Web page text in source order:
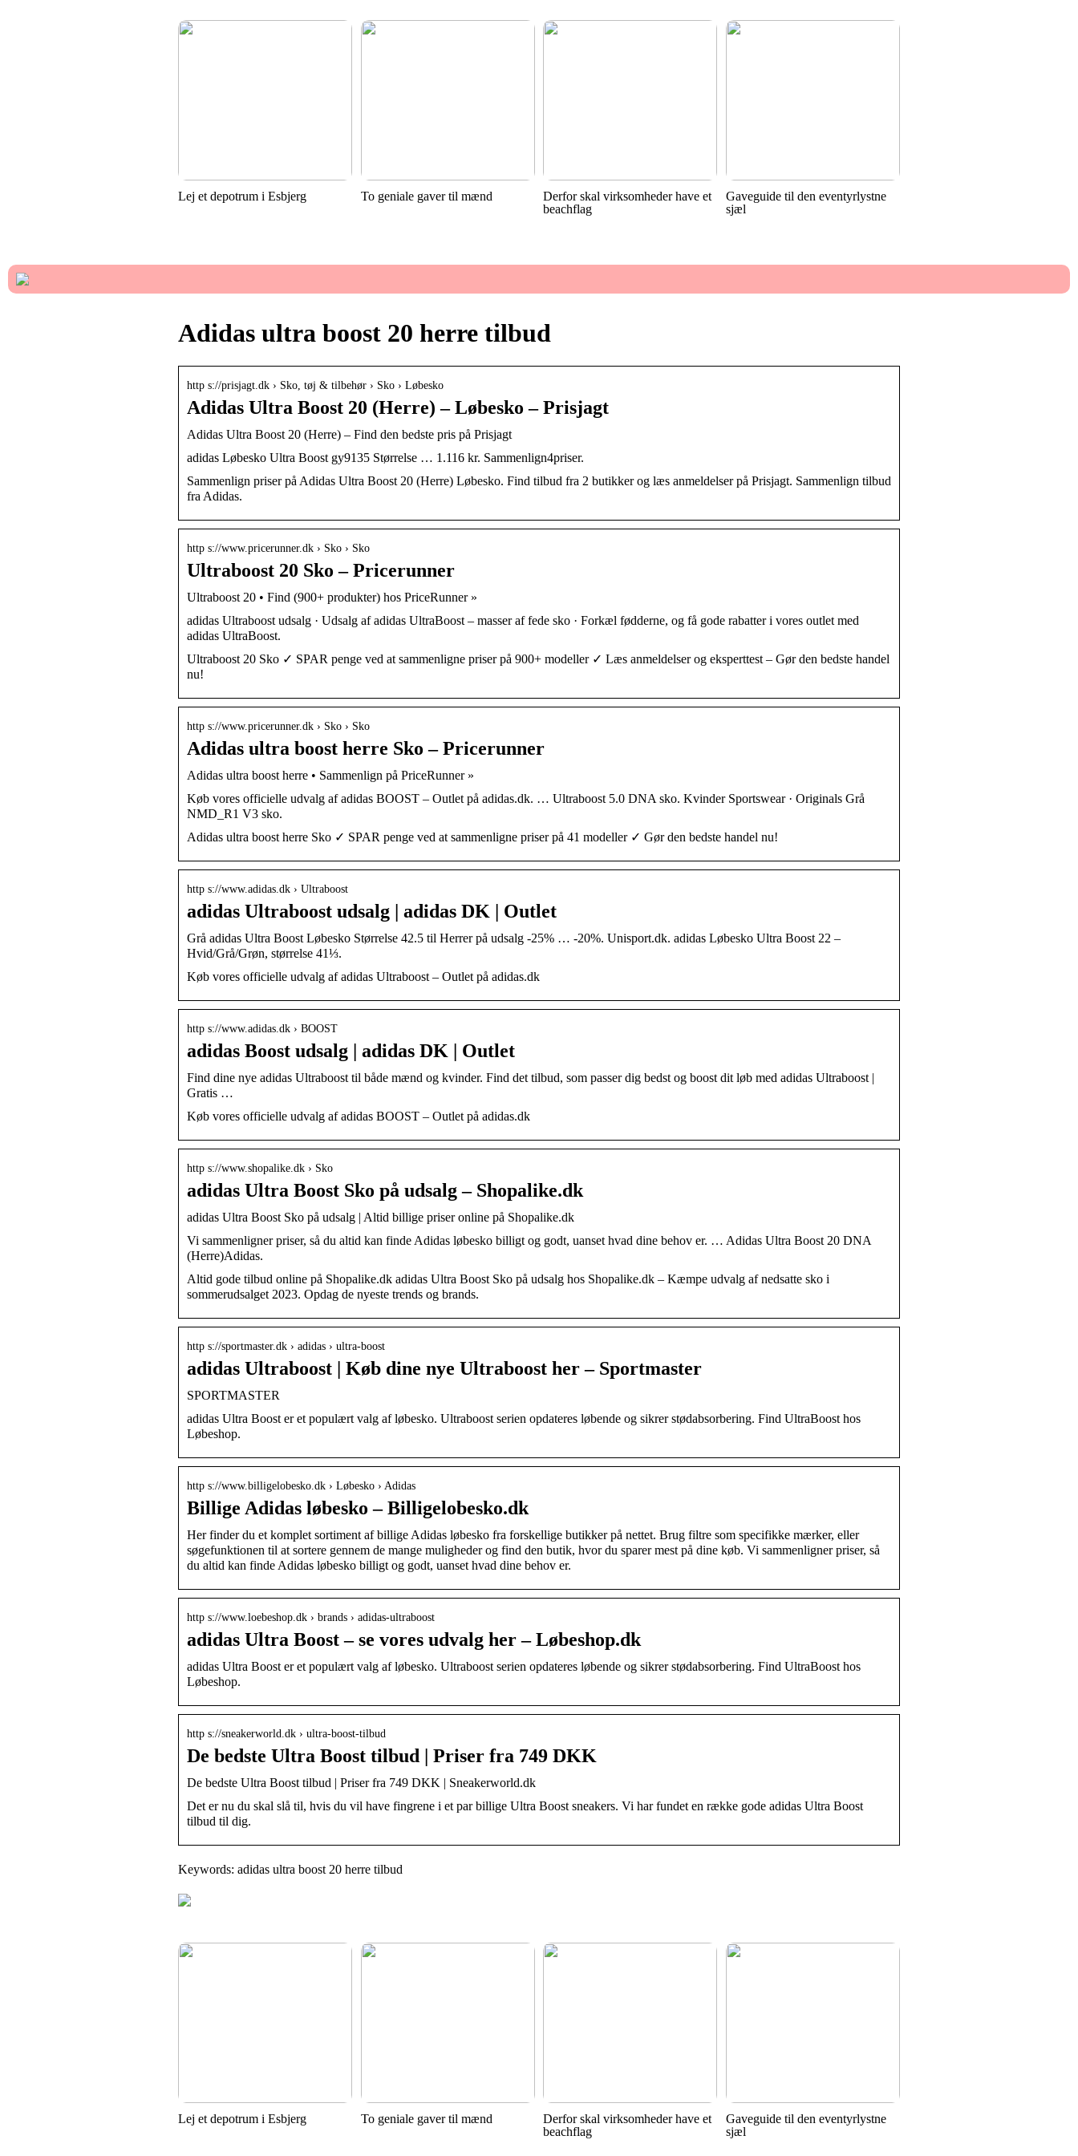
Lej et depotrum i Esbjerg To geniale gaver til mænd
Derfor skal virksomheder have et
beachflag
Gaveguide til den eventyrlystne
sjæl
Adidas ultra boost 20 herre tilbud
http s://prisjagt.dk › Sko, tøj & tilbehør › Sko › Løbesko
Adidas Ultra Boost 20 (Herre) – Løbesko – Prisjagt
Adidas Ultra Boost 20 (Herre) – Find den bedste pris på Prisjagt
adidas Løbesko Ultra Boost gy9135 Størrelse … 1.116 kr. Sammenlign4priser.
Sammenlign priser på Adidas Ultra Boost 20 (Herre) Løbesko. Find tilbud fra 2 butikker og læs anmeldelser på Prisjagt. Sammenlign tilbud
fra Adidas.
http s://www.pricerunner.dk › Sko › Sko
Ultraboost 20 Sko – Pricerunner
Ultraboost 20 • Find (900+ produkter) hos PriceRunner »
adidas Ultraboost udsalg · Udsalg af adidas UltraBoost – masser af fede sko · Forkæl fødderne, og få gode rabatter i vores outlet med
adidas UltraBoost.
Ultraboost 20 Sko ✓ SPAR penge ved at sammenligne priser på 900+ modeller ✓ Læs anmeldelser og eksperttest – Gør den bedste handel
nu!
http s://www.pricerunner.dk › Sko › Sko
Adidas ultra boost herre Sko – Pricerunner
Adidas ultra boost herre • Sammenlign på PriceRunner »
Køb vores officielle udvalg af adidas BOOST – Outlet på adidas.dk. … Ultraboost 5.0 DNA sko. Kvinder Sportswear · Originals Grå
NMD_R1 V3 sko.
Adidas ultra boost herre Sko ✓ SPAR penge ved at sammenligne priser på 41 modeller ✓ Gør den bedste handel nu!
http s://www.adidas.dk › Ultraboost
adidas Ultraboost udsalg | adidas DK | Outlet
Grå adidas Ultra Boost Løbesko Størrelse 42.5 til Herrer på udsalg -25% … -20%. Unisport.dk. adidas Løbesko Ultra Boost 22 –
Hvid/Grå/Grøn, størrelse 41⅓.
Køb vores officielle udvalg af adidas Ultraboost – Outlet på adidas.dk
http s://www.adidas.dk › BOOST
adidas Boost udsalg | adidas DK | Outlet
Find dine nye adidas Ultraboost til både mænd og kvinder. Find det tilbud, som passer dig bedst og boost dit løb med adidas Ultraboost |
Gratis …
Køb vores officielle udvalg af adidas BOOST – Outlet på adidas.dk
http s://www.shopalike.dk › Sko
adidas Ultra Boost Sko på udsalg – Shopalike.dk
adidas Ultra Boost Sko på udsalg | Altid billige priser online på Shopalike.dk
Vi sammenligner priser, så du altid kan finde Adidas løbesko billigt og godt, uanset hvad dine behov er. … Adidas Ultra Boost 20 DNA
(Herre)Adidas.
Altid gode tilbud online på Shopalike.dk adidas Ultra Boost Sko på udsalg hos Shopalike.dk – Kæmpe udvalg af nedsatte sko i
sommerudsalget 2023. Opdag de nyeste trends og brands.
http s://sportmaster.dk › adidas › ultra-boost
adidas Ultraboost | Køb dine nye Ultraboost her – Sportmaster
SPORTMASTER
adidas Ultra Boost er et populært valg af løbesko. Ultraboost serien opdateres løbende og sikrer stødabsorbering. Find UltraBoost hos
Løbeshop.
http s://www.billigelobesko.dk › Løbesko › Adidas
Billige Adidas løbesko – Billigelobesko.dk
Her finder du et komplet sortiment af billige Adidas løbesko fra forskellige butikker på nettet. Brug filtre som specifikke mærker, eller
søgefunktionen til at sortere gennem de mange muligheder og find den butik, hvor du sparer mest på dine køb. Vi sammenligner priser, så
du altid kan finde Adidas løbesko billigt og godt, uanset hvad dine behov er.
http s://www.loebeshop.dk › brands › adidas-ultraboost
adidas Ultra Boost – se vores udvalg her – Løbeshop.dk
adidas Ultra Boost er et populært valg af løbesko. Ultraboost serien opdateres løbende og sikrer stødabsorbering. Find UltraBoost hos
Løbeshop.
http s://sneakerworld.dk › ultra-boost-tilbud
De bedste Ultra Boost tilbud | Priser fra 749 DKK
De bedste Ultra Boost tilbud | Priser fra 749 DKK | Sneakerworld.dk
Det er nu du skal slå til, hvis du vil have fingrene i et par billige Ultra Boost sneakers. Vi har fundet en række gode adidas Ultra Boost
tilbud til dig.
Keywords: adidas ultra boost 20 herre tilbud
Lej et depotrum i Esbjerg To geniale gaver til mænd
Derfor skal virksomheder have et
beachflag
Gaveguide til den eventyrlystne
sjæl